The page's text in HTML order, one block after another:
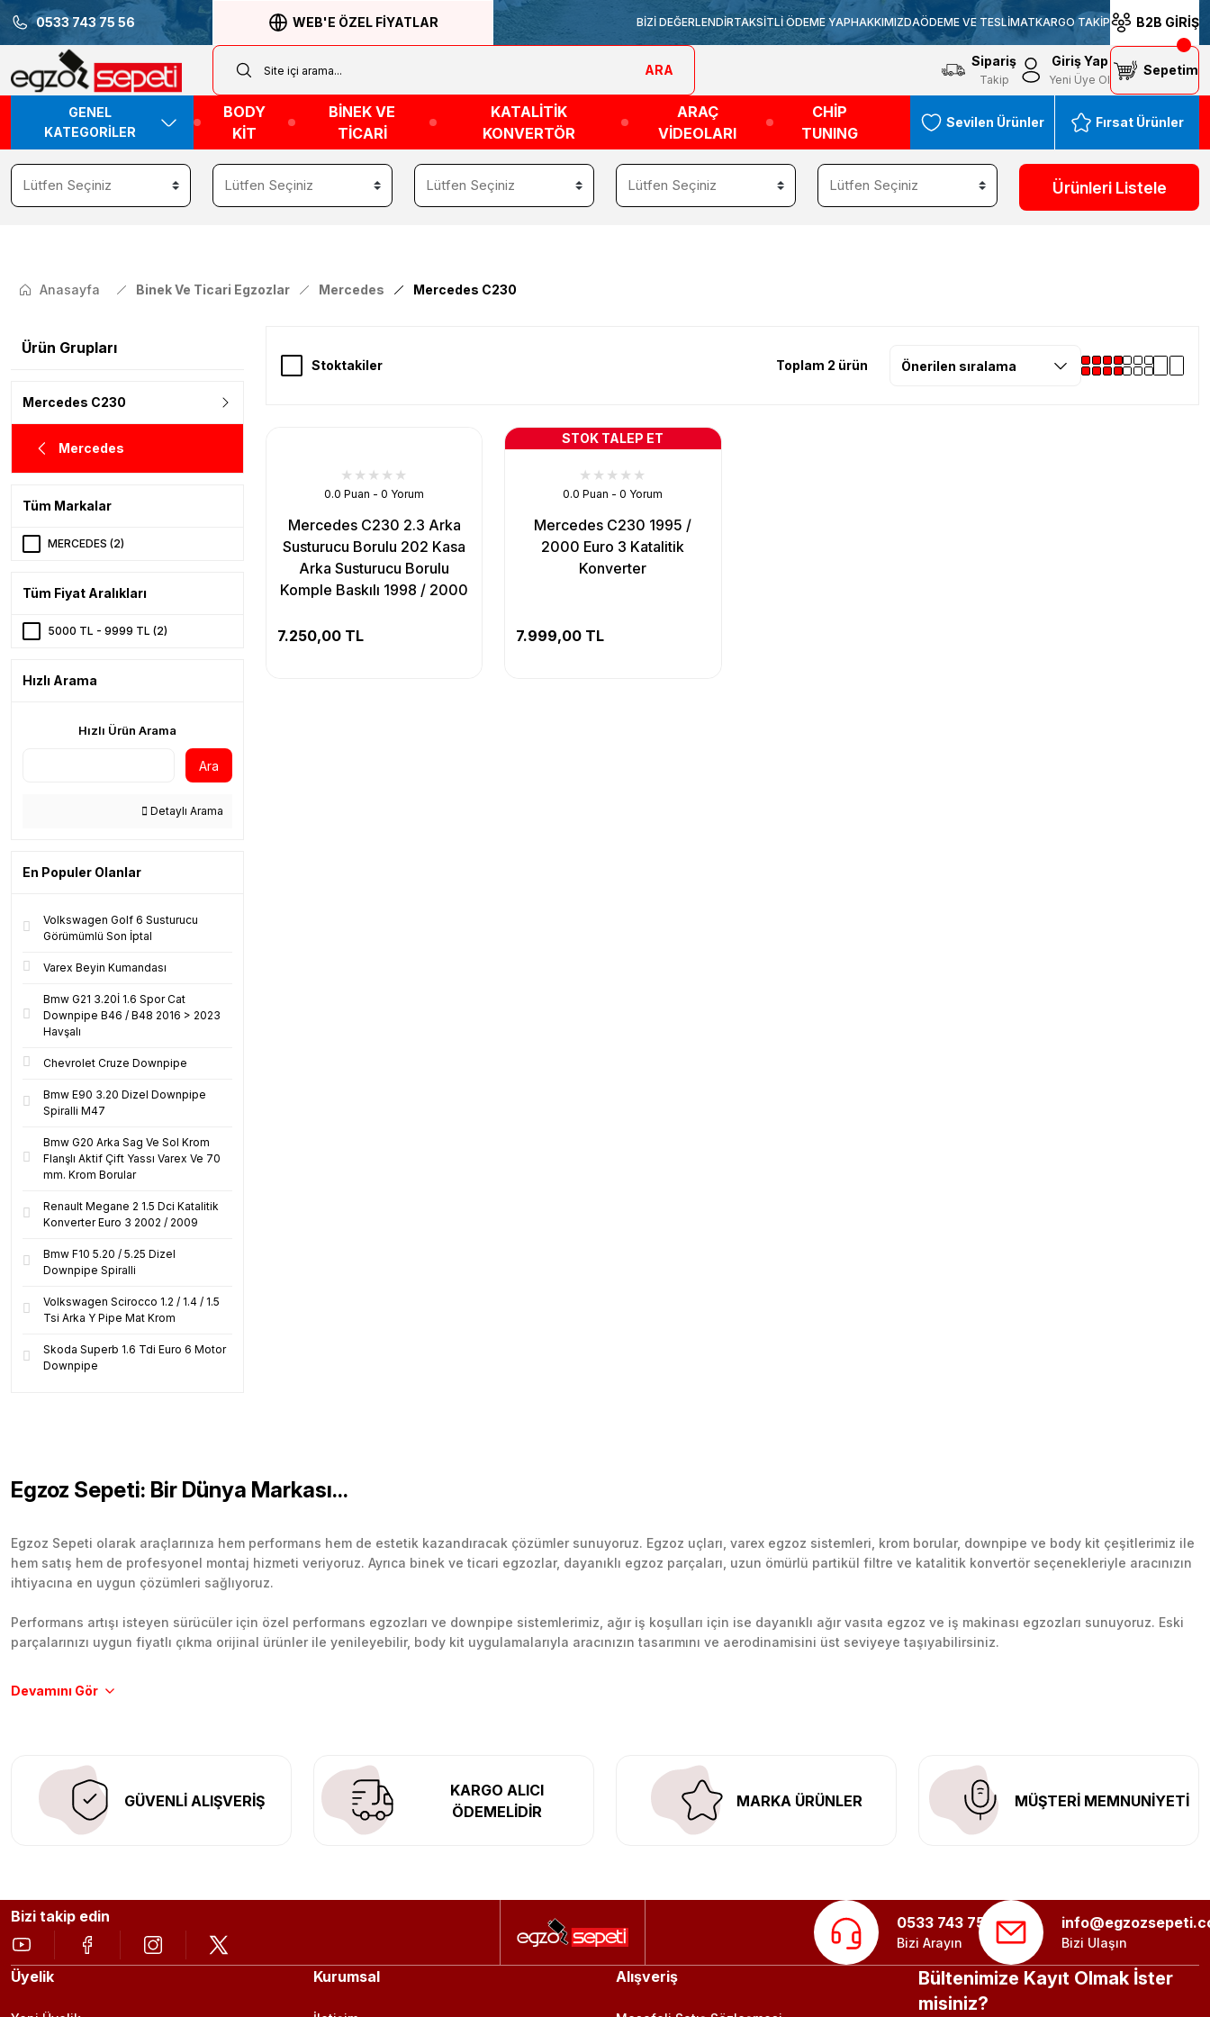
0533 743 75 56 WEB'E ÖZEL FİYATLAR BİZİ DEĞERLENDİRTAKSİTLİ ÖDEME YAPHAKKIMIZDAÖDEME VE TESLİMATKARGO TAKİP B2B GİRİŞ
ARA
Sipariş
Takip
Giriş Yap
Yeni Üye Ol
Sepetim
GENEL
KATEGORİLER
BODY
KİT
BİNEK VE
TİCARİ
KATALİTİK
KONVERTÖR
ARAÇ
VİDEOLARI
CHİP
TUNING
Sevilen Ürünler Fırsat Ürünler
Ürünleri Listele
Anasayfa Binek Ve Ticari Egzozlar Mercedes Mercedes C230
Ürün Grupları
Mercedes C230
Mercedes
Tüm Markalar
MERCEDES (2)
Tüm Fiyat Aralıkları
5000 TL - 9999 TL (2)
Hızlı Arama
Hızlı Ürün Arama
Ara
Detaylı Arama
En Populer Olanlar
Volkswagen Golf 6 Susturucu
Görümümlü Son İptal
Varex Beyin Kumandası
Bmw G21 3.20İ 1.6 Spor Cat
Downpipe B46 / B48 2016 > 2023
Havşalı
Chevrolet Cruze Downpipe
Bmw E90 3.20 Dizel Downpipe
Spiralli M47
Bmw G20 Arka Sag Ve Sol Krom
Flanşlı Aktif Çift Yassı Varex Ve 70
mm. Krom Borular
Renault Megane 2 1.5 Dci Katalitik
Konverter Euro 3 2002 / 2009
Bmw F10 5.20 / 5.25 Dizel
Downpipe Spiralli
Volkswagen Scirocco 1.2 / 1.4 / 1.5
Tsi Arka Y Pipe Mat Krom
Skoda Superb 1.6 Tdi Euro 6 Motor
Downpipe
Stoktakiler Toplam 2 ürün
0.0 Puan - 0 Yorum
Mercedes C230 2.3 Arka
Susturucu Borulu 202 Kasa
Arka Susturucu Borulu
Komple Baskılı 1998 / 2000
7.250,00 TL
STOK TALEP ET
0.0 Puan - 0 Yorum
Mercedes C230 1995 /
2000 Euro 3 Katalitik
Konverter
7.999,00 TL
Egzoz Sepeti: Bir Dünya Markası...
Egzoz Sepeti olarak araçlarınıza hem performans hem de estetik kazandıracak çözümler sunuyoruz. Egzoz uçları, varex egzoz sistemleri, krom borular, downpipe ve body kit çeşitlerimiz ile
hem satış hem de profesyonel montaj hizmeti veriyoruz. Ayrıca binek ve ticari egzozlar, dayanıklı egzoz parçaları, uzun ömürlü partikül filtre ve katalitik konvertör seçenekleriyle aracınızın
ihtiyacına en uygun çözümleri sağlıyoruz.
Performans artışı isteyen sürücüler için özel performans egzozları ve downpipe sistemlerimiz, ağır iş koşulları için ise dayanıklı ağır vasıta egzoz ve iş makinası egzozları sunuyoruz. Eski
parçalarınızı uygun fiyatlı çıkma orijinal ürünler ile yenileyebilir, body kit uygulamalarıyla aracınızın tasarımını ve aerodinamisini üst seviyeye taşıyabilirsiniz.
Tüm ürünlerimiz orijinal, dayanıklı ve uzun ömürlüdür. İstanbul’daki montaj merkezimizde profesyonel montaj yapıyor, Türkiye’nin her yerine güvenli kargo ile teslimat gerçekleştiriyoruz.
GÜVENLİ ALIŞVERİŞ
KARGO ALICI
ÖDEMELİDİR
MARKA ÜRÜNLER MÜŞTERİ MEMNUNİYETİ
Bizi takip edin 0533 743 75 56
Bizi Arayın Bizi Ulaşın
Üyelik Kurumsal Alışveriş
Bültenimize Kayıt Olmak İster
misiniz?